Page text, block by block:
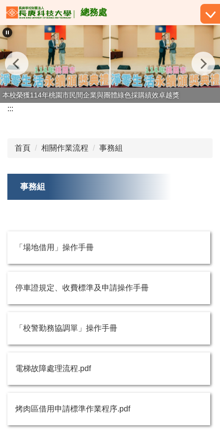
跳
到
主
內
容
區
總務處
本校榮獲114年桃園市民間企業與團體綠色採購績效卓越獎
:::
首頁 相關作業流程 事務組
事務組
「場地借用」操作手冊
停車證規定、收費標準及申請操作手冊
「校警勤務協調單」操作手冊
電梯故障處理流程.pdf
烤肉區借用申請標準作業程序.pdf